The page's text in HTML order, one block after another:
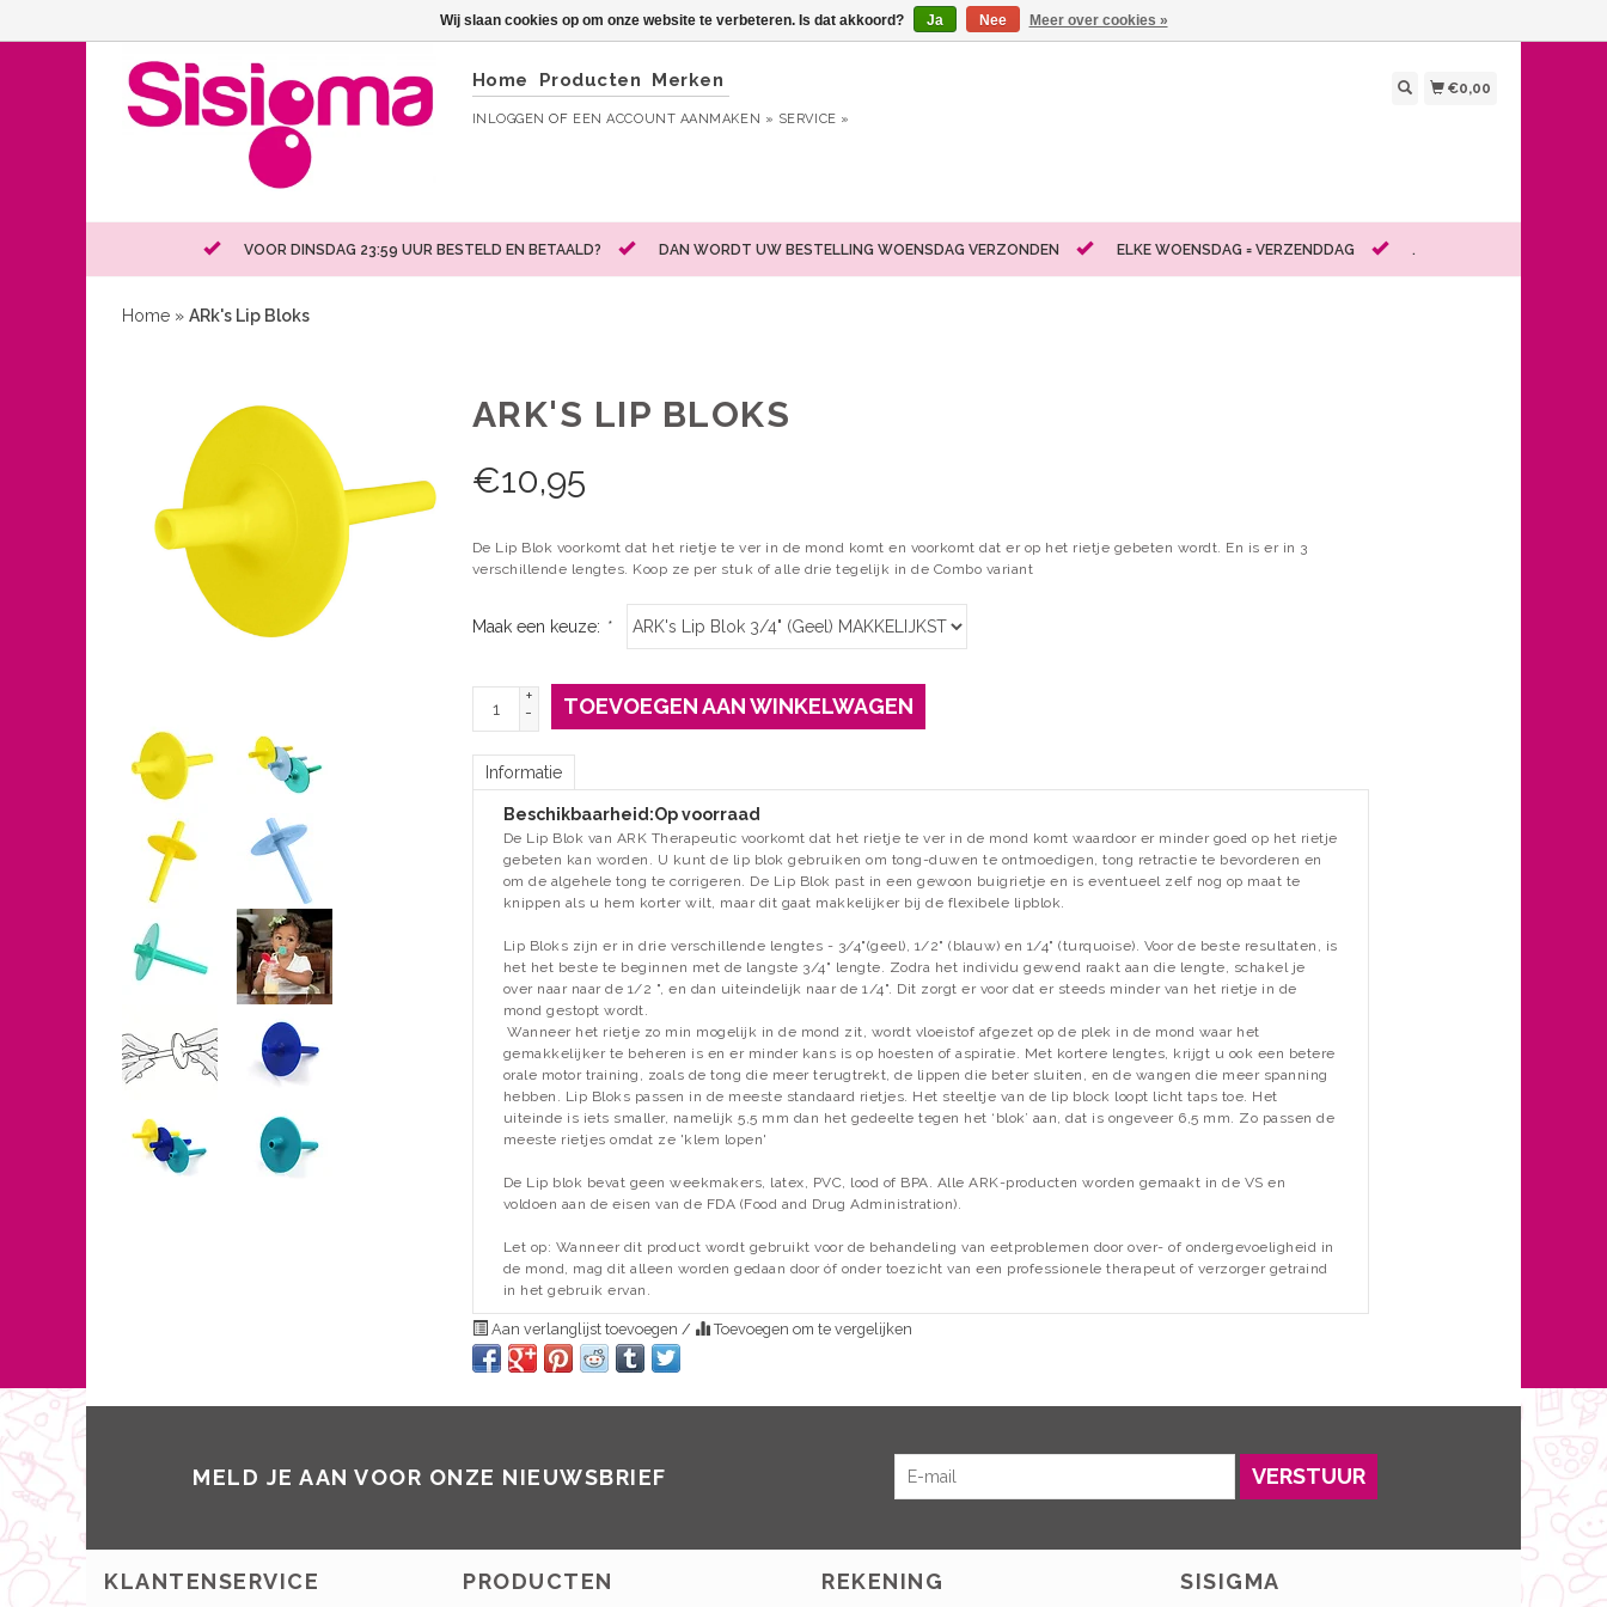
Home Producten Merken
INLOGGEN OF EEN ACCOUNT AANMAKEN » SERVICE »
€0,00
VOOR DINSDAG 23:59 UUR BESTELD EN BETAALD? DAN WORDT UW BESTELLING WOENSDAG VERZONDEN ELKE WOENSDAG = VERZENDDAG .
Home » ARk's Lip Bloks
ARK'S LIP BLOKS
€10,95
De Lip Blok voorkomt dat het rietje te ver in de mond komt en voorkomt dat er op het rietje gebeten wordt. En is er in 3
verschillende lengtes. Koop ze per stuk of alle drie tegelijk in de Combo variant
Maak een keuze: *
+
-
TOEVOEGEN AAN WINKELWAGEN
Informatie
Beschikbaarheid:Op voorraad
De Lip Blok van ARK Therapeutic voorkomt dat het rietje te ver in de mond komt waardoor er minder goed op het rietje
gebeten kan worden. U kunt de lip blok gebruiken om tong-duwen te ontmoedigen, tong retractie te bevorderen en
om de algehele tong te corrigeren. De Lip Blok past in een gewoon buigrietje en is eventueel zelf nog op maat te
knippen als u hem korter wilt, maar dit gaat makkelijker bij de flexibele lipblok.
Lip Bloks zijn er in drie verschillende lengtes - 3/4"(geel), 1/2" ( blauw) en 1/4" (turquoise). Voor de beste resultaten
is
het het beste te beginnen met de langste 3/4" lengte. Zodra het individu gewend raakt aan die lengte
schakel je
over naar naar de 1/2 " en dan uiteindelijk naar de 1/4" Dit zorgt er voor dat er steeds minder van het rietje in de
mond gestopt wordt.
Wanneer het rietje zo min mogelijk in de mond zit, wordt vloeistof afgezet op de plek in de mond waar het
gemakkelijker te beheren is en er minder kans is op hoesten of aspiratie Met kortere lengtes , krijgt u ook een betere
orale motor training, zoals de tong die meer terugtrekt de lippen die betersluiten, en de wangen die meer spanning
hebben.
Lip Bloks passen in de meeste standaard rietjes. Het steeltje van de lip block loopt licht taps toe. Het
uiteinde is iets smaller, namelijk 5,5 mm dan het gedeelte tegen het ‘blok’ aan, dat is ongeveer 6,5 mm. Zo passen de
meeste rietjes omdat ze 'klem lopen'
De Lip blok bevat geen weekmakers, latex, PVC, lood of BPA. Alle ARK-producten worden gemaakt in de VS en
voldoen aan de eisen van de FDA (Food and Drug Administration).
Let op: Wanneer dit product wordt gebruikt voor de behandeling van eetproblemen door over- of ondergevoeligheid in
de mond, mag dit alleen worden gedaan door óf onder toezicht van een professionele therapeut of verzorger getraind
in het gebruik ervan.
Aan verlanglijst toevoegen / Toevoegen om te vergelijken
MELD JE AAN VOOR ONZE NIEUWSBRIEF VERSTUUR
KLANTENSERVICE PRODUCTEN REKENING SISIGMA
Wij slaan cookies op om onze website te verbeteren. Is dat akkoord? Ja Nee Meer over cookies »